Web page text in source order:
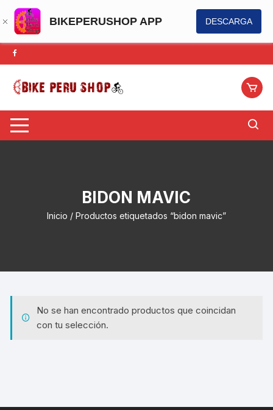
BIKEPERUSHOP APP DESCARGA
Saltar
al
contenido
BIDON MAVIC
Inicio / Productos etiquetados “bidon mavic”
No se han encontrado productos que coincidan
con tu selección.